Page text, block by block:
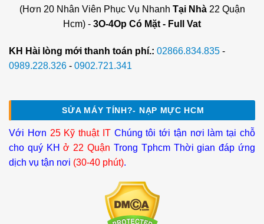
(Hơn 20 Nhân Viên Phục Vụ Nhanh Tại Nhà22 Quận
Hcm) - 3O-4Op Có Mặt - Full Vat
KH Hài lòng mới thanh toán phí.: 02866.834.835 -
0989.228.326 - 0902.721.341
SỬA MÁY TÍNH?- NẠP MỰC HCM
Với Hơn 25 Kỹ thuật ITChúng tôi tới tận nơi làm tại chỗ
cho quý KHở 22 Quận Trong Tphcm Thời gian đáp ứng
dịch vụ tận nơi (30-40 phút).